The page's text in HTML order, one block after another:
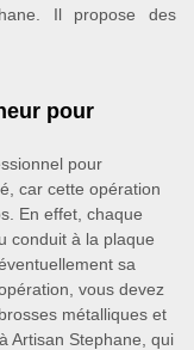
Il propose des
pour
pour
car cette opération
En effet, chaque
conduit à la plaque
sa
vous devez
métalliques et
Artisan Stephane, qui